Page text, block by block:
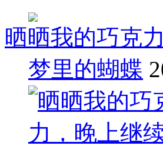
晒晒我的巧克
梦里的蝴蝶